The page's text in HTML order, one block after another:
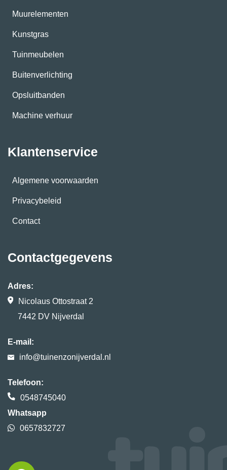
Muurelementen
Kunstgras
Tuinmeubelen
Buitenverlichting
Opsluitbanden
Machine verhuur
Klantenservice
Algemene voorwaarden
Privacybeleid
Contact
Contactgegevens
Adres:
Nicolaus Ottostraat 2
7442 DV Nijverdal
E-mail:
info@tuinenzonijverdal.nl
Telefoon:
0548745040
Whatsapp
0657832727